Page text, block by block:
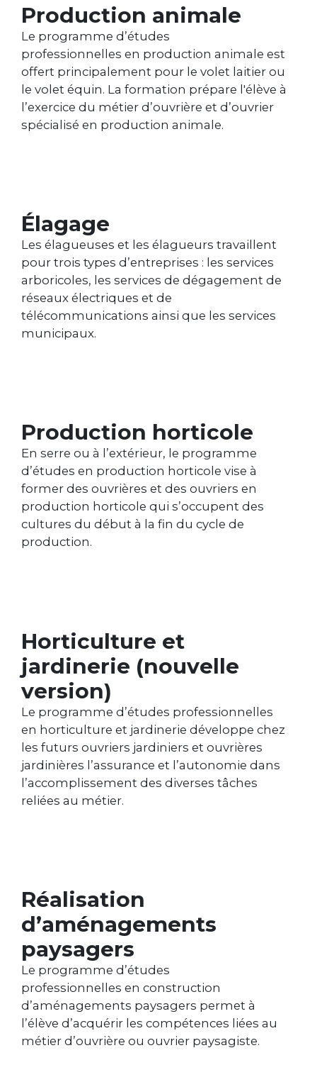
Production animale
Le programme d’études
professionnelles en production animale est
offert principalement pour le volet laitier ou
le volet équin. La formation prépare l'élève à
l’exercice du métier d’ouvrière et d’ouvrier
spécialisé en production animale.
Élagage
Les élagueuses et les élagueurs travaillent
pour trois types d’entreprises : les services
arboricoles, les services de dégagement de
réseaux électriques et de
télécommunications ainsi que les services
municipaux.
Production horticole
En serre ou à l’extérieur, le programme
d’études en production horticole vise à
former des ouvrières et des ouvriers en
production horticole qui s’occupent des
cultures du début à la fin du cycle de
production.
Horticulture et
jardinerie (nouvelle
version)
Le programme d’études professionnelles
en horticulture et jardinerie développe chez
les futurs ouvriers jardiniers et ouvrières
jardinières l’assurance et l’autonomie dans
l’accomplissement des diverses tâches
reliées au métier.
Réalisation
d’aménagements
paysagers
Le programme d’études
professionnelles en construction
d’aménagements paysagers permet à
l’élève d’acquérir les compétences liées au
métier d’ouvrière ou ouvrier paysagiste.